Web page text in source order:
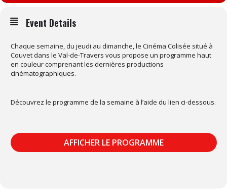
Event Details
Chaque semaine, du jeudi au dimanche, le Cinéma Colisée situé à
Couvet dans le Val-de-Travers vous propose un programme haut
en couleur comprenant les dernières productions
cinématographiques.
Découvrez le programme de la semaine à l’aide du lien ci-dessous.
AFFICHER LE PROGRAMME